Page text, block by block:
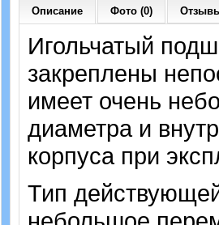
Описание Фото (0)
Игольчатый
закреплены
имеет очень
диаметра и
корпуса при
Тип